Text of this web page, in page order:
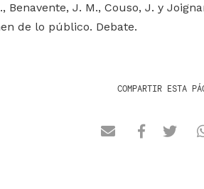
Benavente, J. M., Couso, J. y
de lo público. Debate.
COMPARTIR ESTA